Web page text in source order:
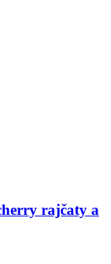
rajčaty a